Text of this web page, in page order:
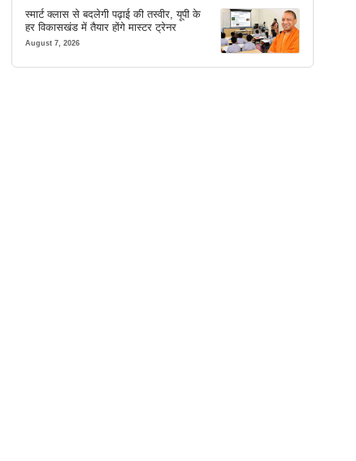
स्मार्ट क्लास से बदलेगी पढ़ाई की तस्वीर, यूपी के
हर विकासखंड में तैयार होंगे मास्टर ट्रेनर
August 7, 2026